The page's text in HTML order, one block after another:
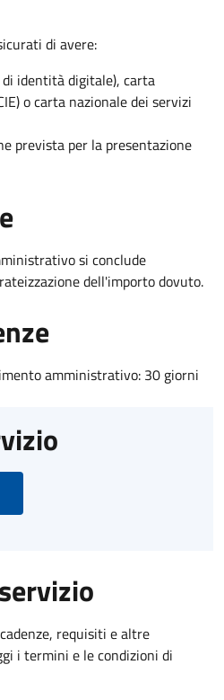
di avere:
di identità digitale), carta
o carta nazionale dei servizi
prevista per la presentazione
si conclude
dell'importo dovuto.
amministrativo: 30 giorni
requisiti e altre
i termini e le condizioni di